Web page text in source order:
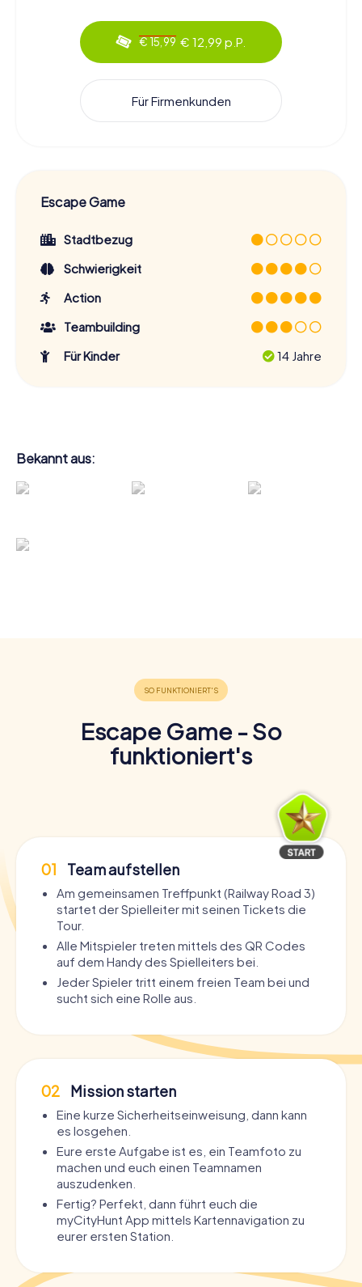
€ 15,99 € 12,99 p.P.
Für Firmenkunden
Escape Game
Stadtbezug
Schwierigkeit
Action
Teambuilding
Für Kinder
14 Jahre
Bekannt aus:
Escape Game - So
funktioniert's
01 Team aufstellen
Am gemeinsamen Treffpunkt (Railway Road 3)
startet der Spielleiter mit seinen Tickets die
Tour.
Alle Mitspieler treten mittels des QR Codes
auf dem Handy des Spielleiters bei.
Jeder Spieler tritt einem freien Team bei und
sucht sich eine Rolle aus.
02 Mission starten
Eine kurze Sicherheitseinweisung, dann kann
es losgehen.
Eure erste Aufgabe ist es, ein Teamfoto zu
machen und euch einen Teamnamen
auszudenken.
Fertig? Perfekt, dann führt euch die
myCityHunt App mittels Kartennavigation zu
eurer ersten Station.